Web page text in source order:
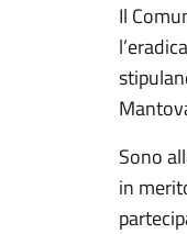
Il
Sono
in